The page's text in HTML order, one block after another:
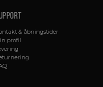
& åbningstider
profil